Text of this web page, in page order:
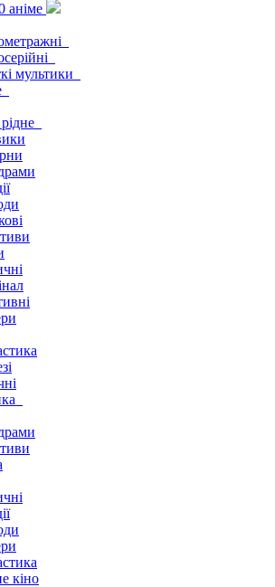
аніме
мультики
кіно